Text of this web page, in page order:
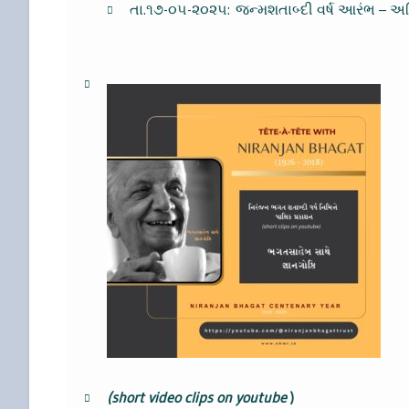
તા.૧૭-૦૫-૨૦૨૫: જન્મશતાબ્દી વર્ષ આરંભ –
(short video clips on youtube)